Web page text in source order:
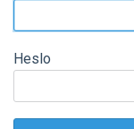
Heslo